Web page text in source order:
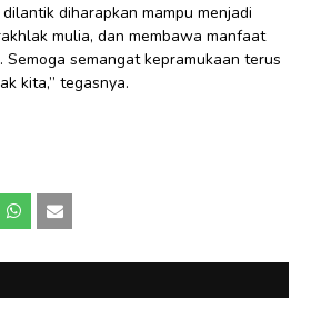
diharapkan mampu menjadi
mulia, dan membawa manfaat
semangat kepramukaan terus
kita,” tegasnya.